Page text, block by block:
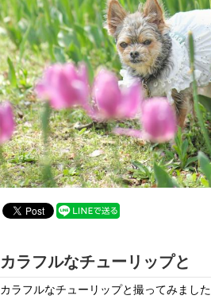
カラフルなチューリップと
カラフルなチューリップと撮ってみました